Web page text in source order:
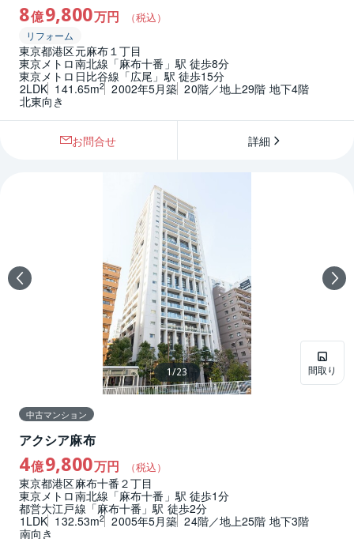
8億9,800万円 （税込）
リフォーム
東京都港区元麻布１丁目
東京メトロ南北線「麻布十番」駅 徒歩8分
東京メトロ日比谷線「広尾」駅 徒歩15分
2LDK 141.65m2 2002年5月築 20階／地上29階 地下4階
北東向き
お問合せ 詳細
間取り
1/23
中古マンション
アクシア麻布
4億9,800万円 （税込）
東京都港区麻布十番２丁目
東京メトロ南北線「麻布十番」駅 徒歩1分
都営大江戸線「麻布十番」駅 徒歩2分
1LDK 132.53m2 2005年5月築 24階／地上25階 地下3階
南向き